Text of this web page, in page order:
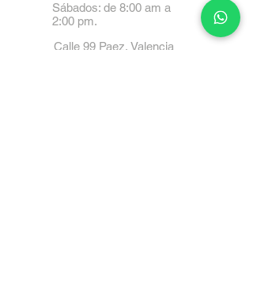
Sábados: de 8:00 am a
2:00 pm.
Calle 99 Paez, Valencia